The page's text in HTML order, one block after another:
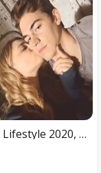
Hero Fiennes-Tiffin (After We Collided) Lifestyle 2020, Biography, Girlfriend & Net Worth